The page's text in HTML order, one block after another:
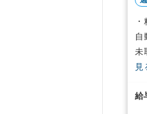
自
未
見
給